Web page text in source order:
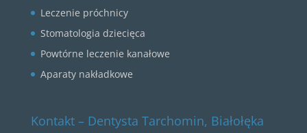
Leczenie próchnicy
Stomatologia dziecięca
Powtórne leczenie kanałowe
Aparaty nakładkowe
Kontakt – Dentysta Tarchomin, Białołęka